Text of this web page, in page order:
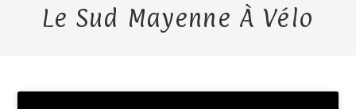
Le Sud Mayenne À Vélo